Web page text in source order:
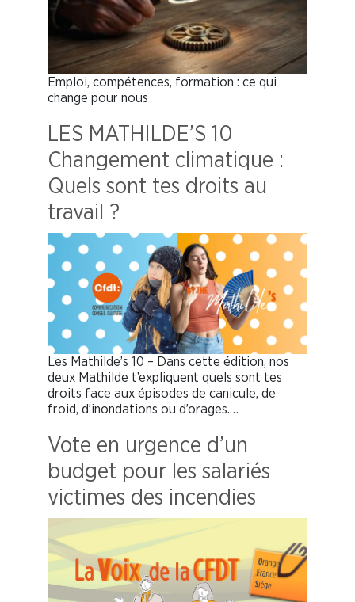
Emploi, compétences, formation : ce qui
change pour nous
LES MATHILDE’S 10
Changement climatique :
Quels sont tes droits au
travail ?
Les Mathilde’s 10 – Dans cette édition, nos
deux Mathilde t’expliquent quels sont tes
droits face aux épisodes de canicule, de
froid, d’inondations ou d’orages.…
Vote en urgence d’un
budget pour les salariés
victimes des incendies